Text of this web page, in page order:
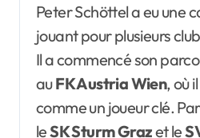
Peter Schöttel a eu une
jouant pour plusieurs
Il a commencé son
auFK Austria Wien, où
comme un joueur clé.
leSK Sturm Grazet le